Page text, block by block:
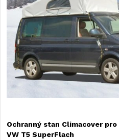
Ochranný stan Climacover
VW T5 SuperFlach